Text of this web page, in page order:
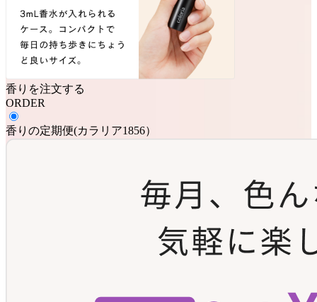
香りを注文する
ORDER
香りの定期便(カラリア1856）